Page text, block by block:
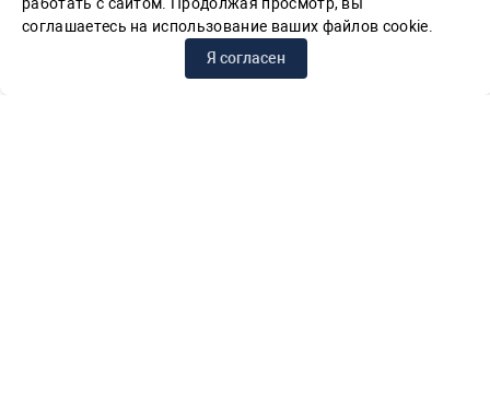
© СПб ГБУК ГСЦБС, 2012-2026 гг.
соглашаетесь на использование ваших файлов cookie.
Я согласен